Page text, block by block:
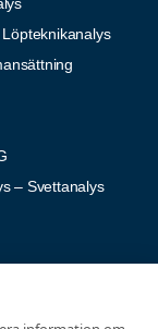
– Svettanalys